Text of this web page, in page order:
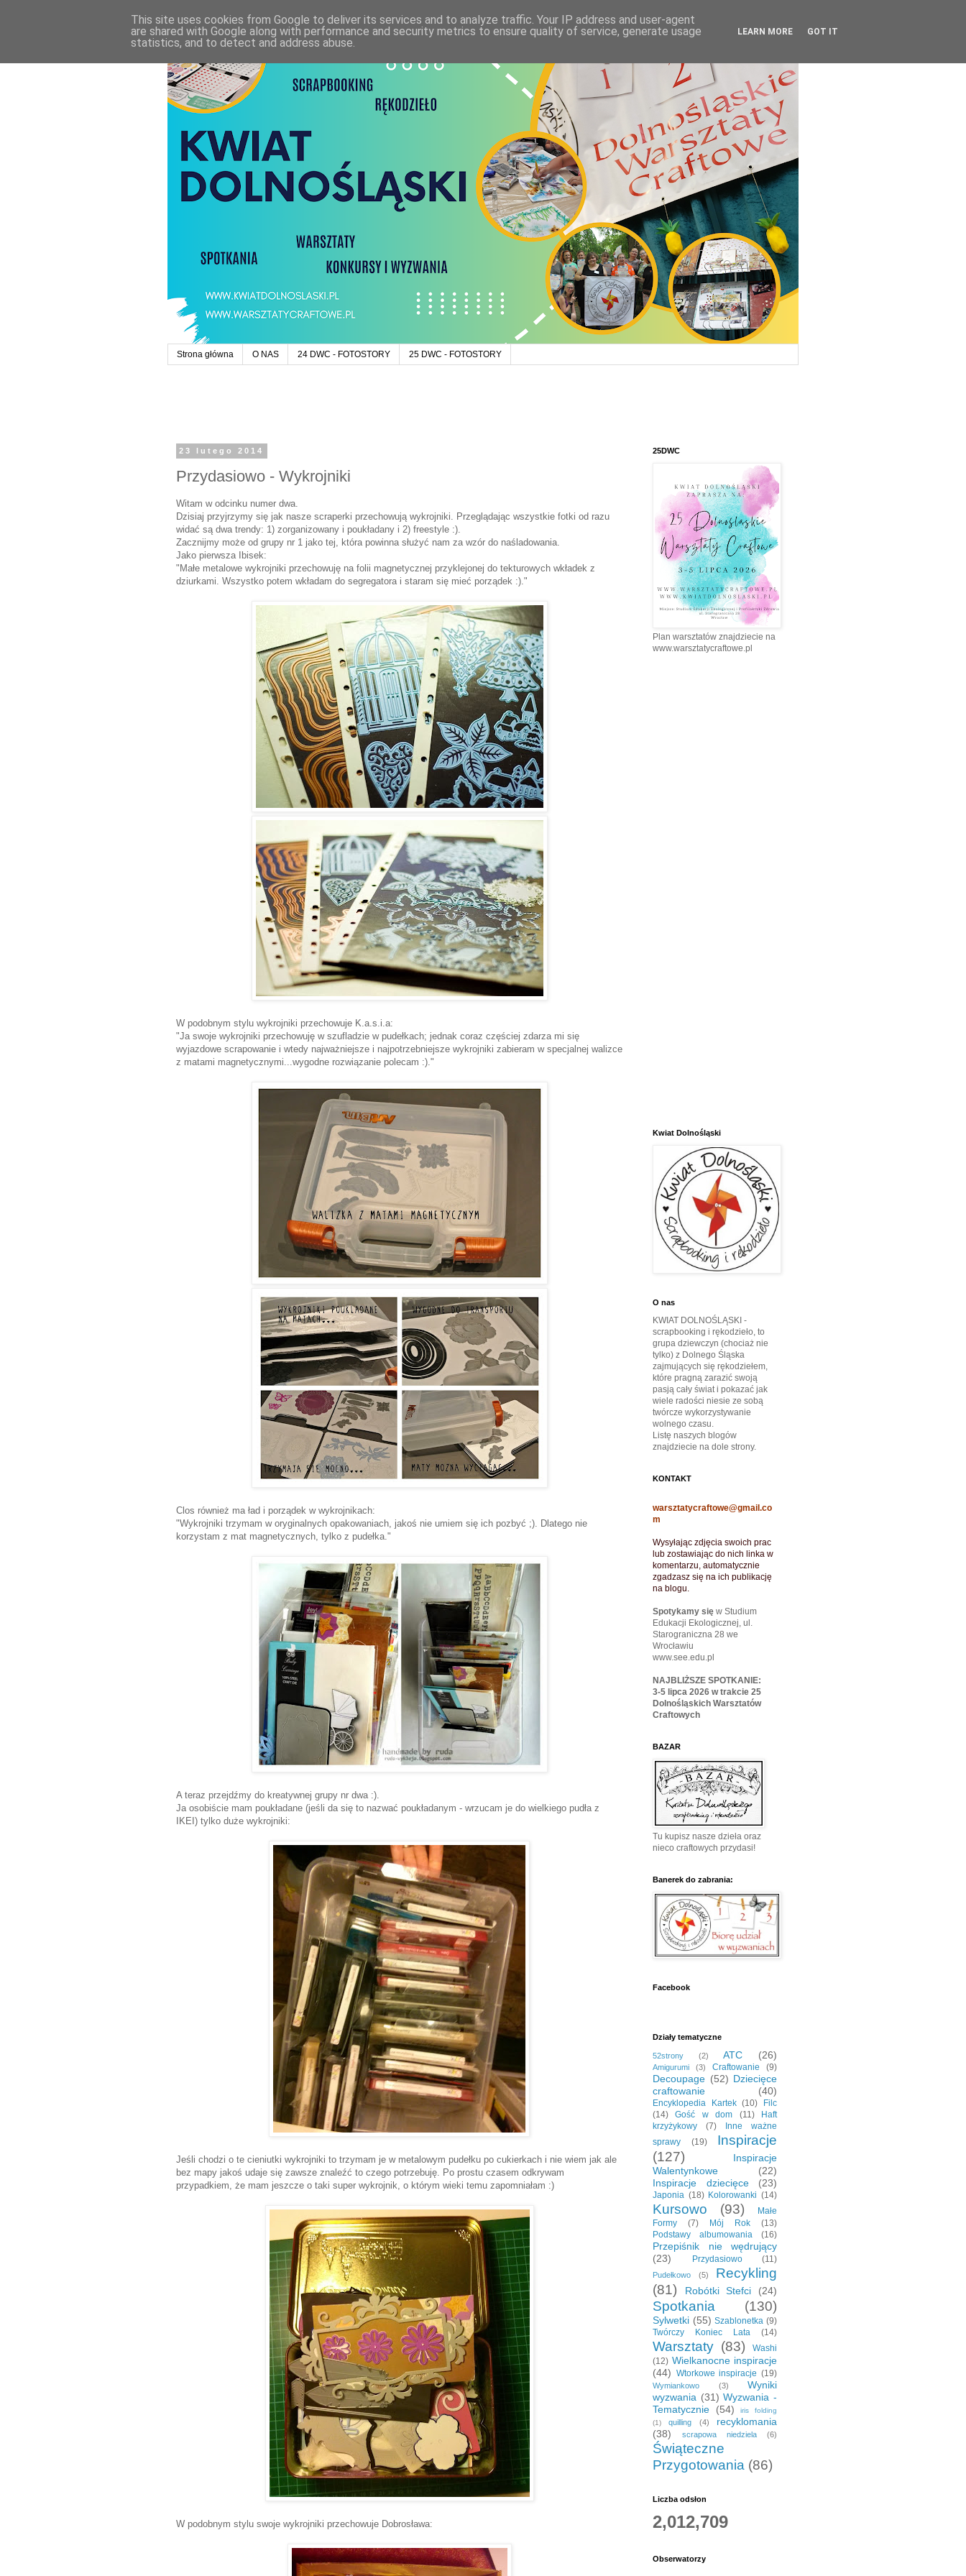
Strona główna O NAS 24 DWC - FOTOSTORY 25 DWC - FOTOSTORY
23 lutego 2014
Przydasiowo - Wykrojniki
Witam w odcinku numer dwa.
Dzisiaj przyjrzymy się jak nasze scraperki przechowują wykrojniki. Przeglądając wszystkie fotki od razu
widać są dwa trendy: 1) zorganizowany i poukładany i 2) freestyle :).
Zacznijmy może od grupy nr 1 jako tej, która powinna służyć nam za wzór do naśladowania.
Jako pierwsza Ibisek:
"Małe metalowe wykrojniki przechowuję na folii magnetycznej przyklejonej do tekturowych wkładek z
dziurkami. Wszystko potem wkładam do segregatora i staram się mieć porządek :)."
W podobnym stylu wykrojniki przechowuje K.a.s.i.a:
"Ja swoje wykrojniki przechowuję w szufladzie w pudełkach; jednak coraz częściej zdarza mi się
wyjazdowe scrapowanie i wtedy najważniejsze i najpotrzebniejsze wykrojniki zabieram w specjalnej walizce
z matami magnetycznymi...wygodne rozwiązanie polecam :)."
Clos również ma ład i porządek w wykrojnikach:
"Wykrojniki trzymam w oryginalnych opakowaniach, jakoś nie umiem się ich pozbyć ;). Dlatego nie
korzystam z mat magnetycznych, tylko z pudełka."
A teraz przejdźmy do kreatywnej grupy nr dwa :).
Ja osobiście mam poukładane (jeśli da się to nazwać poukładanym - wrzucam je do wielkiego pudła z
IKEI) tylko duże wykrojniki:
Jeśli chodzi o te cieniutki wykrojniki to trzymam je w metalowym pudełku po cukierkach i nie wiem jak ale
bez mapy jakoś udaje się zawsze znaleźć to czego potrzebuję. Po prostu czasem odkrywam
przypadkiem, że mam jeszcze o taki super wykrojnik, o którym wieki temu zapomniałam :)
W podobnym stylu swoje wykrojniki przechowuje Dobrosława:
25DWC
Plan warsztatów znajdziecie na
www.warsztatycraftowe.pl
Kwiat Dolnośląski
O nas
KWIAT DOLNOŚLĄSKI -
scrapbooking i rękodzieło, to
grupa dziewczyn (chociaż nie
tylko) z Dolnego Śląska
zajmujących się rękodziełem,
które pragną zarazić swoją
pasją cały świat i pokazać jak
wiele radości niesie ze sobą
twórcze wykorzystywanie
wolnego czasu.
Listę naszych blogów
znajdziecie na dole strony.
KONTAKT
warsztatycraftowe@gmail.co
m
Wysyłając zdjęcia swoich prac
lub zostawiając do nich linka w
komentarzu, automatycznie
zgadzasz się na ich publikację
na blogu.
Spotykamy się w Studium
Edukacji Ekologicznej, ul.
Starograniczna 28 we
Wrocławiu
www.see.edu.pl
NAJBLIŻSZE SPOTKANIE:
3-5 lipca 2026 w trakcie 25
Dolnośląskich Warsztatów
Craftowych
BAZAR
Tu kupisz nasze dzieła oraz
nieco craftowych przydasi!
Banerek do zabrania:
Facebook
Działy tematyczne
52strony (2) ATC (26)
Amigurumi (3) Craftowanie (9)
Decoupage (52) Dziecięce
craftowanie
(40)
Encyklopedia Kartek (10)
Filc
(14)
Gość w dom (11)
Haft
krzyżykowy
(7)
Inne ważne
sprawy
(19)
Inspiracje
(127)
Inspiracje
Walentynkowe
(22)
Inspiracje dziecięce
(23)
Japonia (18) Kolorowanki (14)
Kursowo (93)
Małe
Formy
(7) Mój Rok
(13)
Podstawy albumowania
(16)
Przepiśnik nie wędrujący
(23)
Przydasiowo (11)
Pudełkowo (5)
Recykling
(81)
Robótki Stefci (24)
Spotkania (130)
Sylwetki (55) Szablonetka (9)
Twórczy Koniec Lata
(14)
Warsztaty (83)
Washi
(12) Wielkanocne inspiracje
(44) Wtorkowe inspiracje (19)
Wymiankowo (3)
Wyniki
wyzwania (31) Wyzwania -
Tematycznie
(54)
iris folding
(1)
quilling (4)
recyklomania
(38)
scrapowa niedziela (6)
Świąteczne
Przygotowania (86)
Liczba odsłon
2,012,709
Obserwatorzy
This site uses cookies from Google to deliver its services and to analyze traffic. Your IP address and user-agent
are shared with Google along with performance and security metrics to ensure quality of service, generate usage
statistics, and to detect and address abuse.
LEARN MORE GOT IT